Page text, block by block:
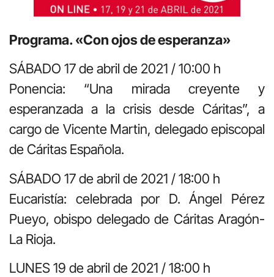
Programa. «Con ojos de esperanza»
SÁBADO 17 de abril de 2021 / 10:00 h
Ponencia: “Una mirada creyente y
esperanzada a la crisis desde Cáritas”, a
cargo de Vicente Martin, delegado episcopal
de Cáritas Española.
SÁBADO 17 de abril de 2021 / 18:00 h
Eucaristía: celebrada por D. Ángel Pérez
Pueyo, obispo delegado de Cáritas Aragón-
La Rioja.
LUNES 19 de abril de 2021 / 18:00 h